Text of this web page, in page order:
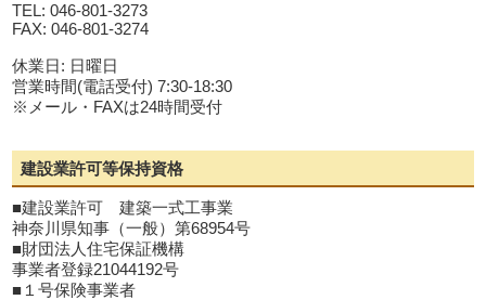
TEL: 046-801-3273
FAX: 046-801-3274
休業日: 日曜日
営業時間(電話受付) 7:30-18:30
※メール・FAXは24時間受付
建設業許可等保持資格
■建設業許可 建築一式工事業
神奈川県知事（一般）第68954号
■財団法人住宅保証機構
事業者登録21044192号
■１号保険事業者